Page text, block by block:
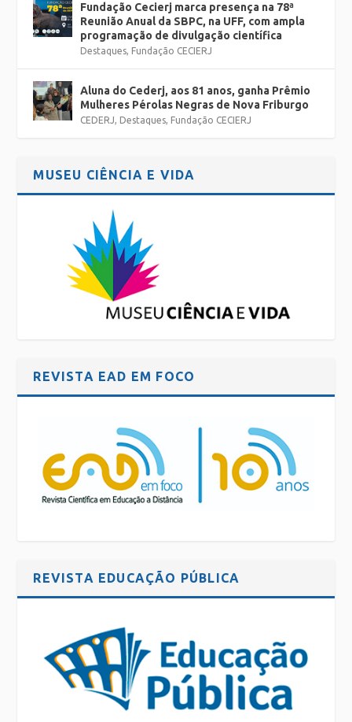
Fundação Cecierj marca presença na 78ª
Reunião Anual da SBPC, na UFF, com ampla
programação de divulgação científica
Destaques, Fundação CECIERJ
Aluna do Cederj, aos 81 anos, ganha Prêmio
Mulheres Pérolas Negras de Nova Friburgo
CEDERJ, Destaques, Fundação CECIERJ
MUSEU CIÊNCIA E VIDA
REVISTA EAD EM FOCO
REVISTA EDUCAÇÃO PÚBLICA